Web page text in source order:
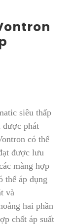
siêu thấp
được phát
có thể
được lưu
màng hợp
thể áp dụng
và
hai phần
chất áp suất